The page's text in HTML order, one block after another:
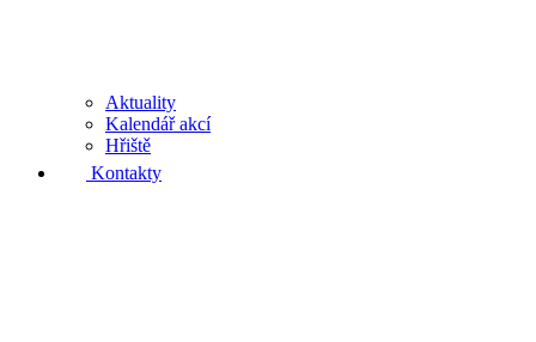
Aktuality
Kalendář akcí
Hřiště
Kontakty